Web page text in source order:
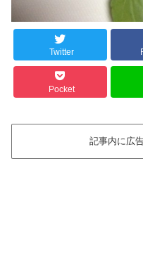
Twitter
Pocket
記事内に広